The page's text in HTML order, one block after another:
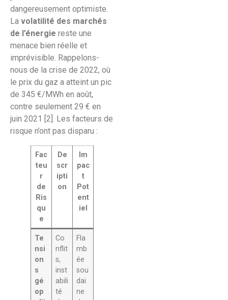
dangereusement optimiste.
La volatilité des marchés
de l’énergie reste une
menace bien réelle et
imprévisible. Rappelons-
nous de la crise de 2022, où
le prix du gaz a atteint un pic
de 345 €/MWh en août,
contre seulement 29 € en
juin 2021 [2]. Les facteurs de
risque n’ont pas disparu :
Fac
teu
r
de
Ris
qu
e
De
scr
ipti
on
Im
pac
t
Pot
ent
iel
Te
nsi
on
s
gé
op
Co
nflit
s,
inst
abili
té
Fla
mb
ée
sou
dai
ne